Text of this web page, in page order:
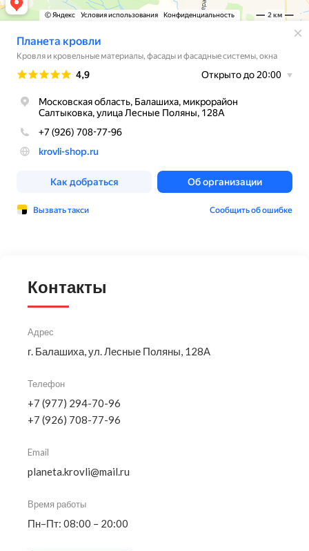
Контакты
Адрес
г. Балашиха, ул. Лесные Поляны, 128А
Телефон
+7 (977) 294-70-96
+7 (926) 708-77-96
Email
planeta.krovli@mail.ru
Время работы
Пн–Пт: 08:00 – 20:00